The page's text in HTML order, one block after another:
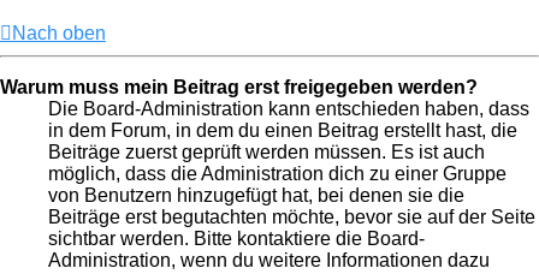
Nach oben
Warum muss mein Beitrag erst freigegeben werden?
Die Board-Administration kann entschieden haben, dass
in dem Forum, in dem du einen Beitrag erstellt hast, die
Beiträge zuerst geprüft werden müssen. Es ist auch
möglich, dass die Administration dich zu einer Gruppe
von Benutzern hinzugefügt hat, bei denen sie die
Beiträge erst begutachten möchte, bevor sie auf der Seite
sichtbar werden. Bitte kontaktiere die Board-
Administration, wenn du weitere Informationen dazu